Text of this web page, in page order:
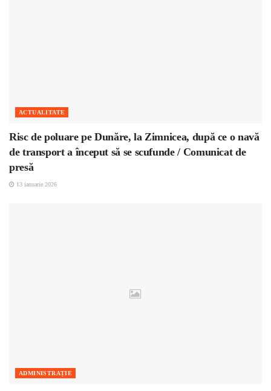
ACTUALITATE
Risc de poluare pe Dunăre, la Zimnicea, după ce o navă
de transport a început să se scufunde / Comunicat de
presă
13 ianuarie 2026
ADMINISTRAȚIE